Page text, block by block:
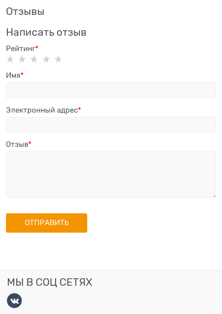
Отзывы
Написать отзыв
Рейтинг
Имя
Электронный адрес
Отзыв
МЫ В СОЦ СЕТЯХ